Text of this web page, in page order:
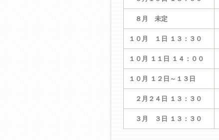
８月 未定
１０月 １日 １３：３０
１０月 １１日 １４：００
１０月 １２日～１３日
２月２４日 １３：３０
３月 ３日 １３：３０